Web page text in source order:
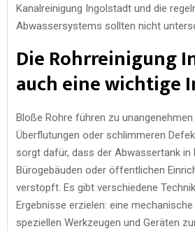
Kanalreinigung Ingolstadt und die
Abwassersystems sollten nicht
Die Rohrreinigung
auch eine wichtige
Bloße Rohre führen zu unangenehmen
Überflutungen oder schlimmeren
sorgt dafür, dass der Abwassertank in
Bürogebäuden oder öffentlichen
verstopft. Es gibt verschiedene
Ergebnisse erzielen: eine
speziellen Werkzeugen und Geräten